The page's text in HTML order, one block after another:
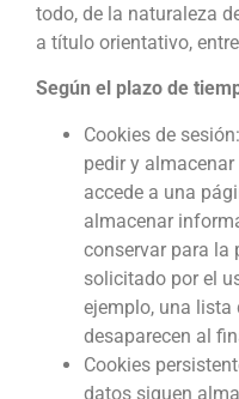
todo, de la naturaleza
a título orientativo,
Según el plazo de
Cookies de
pedir y
accede a una
almacenar
conservar para la
solicitado por el
ejemplo, una
desaparecen al
Cookies
datos siguen